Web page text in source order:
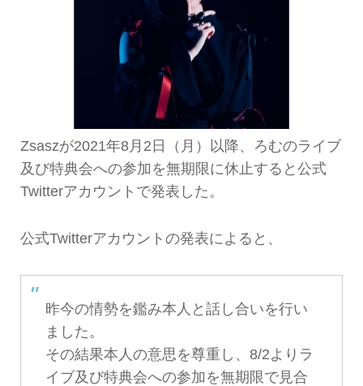
Zsaszが2021年8月2日（月）以降、ろむのライブ
及び特典会への参加を無期限に休止すると公式
Twitterアカウントで発表した。
公式Twitterアカウントの発表によると、
昨今の情勢を鑑み本人と話し合いを行い
ました。
その結果本人の意思を尊重し、8/2よりラ
イブ及び特典会への参加を無期限で見合